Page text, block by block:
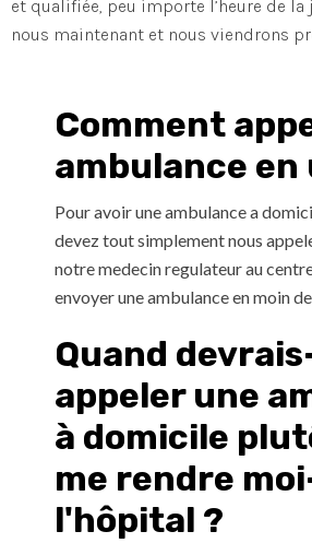
et qualifiée, peu importe l’heure de la
nous maintenant et nous viendrons
Comment
ambulance en
Pour avoir une ambulance a
devez tout simplement nous
notre medecin regulateur au
envoyer une ambulance en moin
Quand
appeler une
à domicile
me rendre
l'hôpital ?